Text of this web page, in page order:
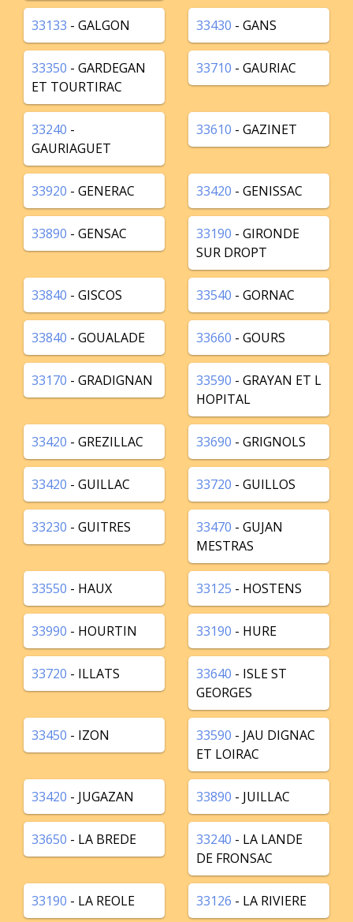
33133 - GALGON 33430 - GANS
33350 - GARDEGAN
ET TOURTIRAC
33710 - GAURIAC
33240 -
GAURIAGUET
33610 - GAZINET
33920 - GENERAC 33420 - GENISSAC
33890 - GENSAC 33190 - GIRONDE
SUR DROPT
33840 - GISCOS 33540 - GORNAC
33840 - GOUALADE 33660 - GOURS
33170 - GRADIGNAN 33590 - GRAYAN ET L
HOPITAL
33420 - GREZILLAC 33690 - GRIGNOLS
33420 - GUILLAC 33720 - GUILLOS
33230 - GUITRES 33470 - GUJAN
MESTRAS
33550 - HAUX 33125 - HOSTENS
33990 - HOURTIN 33190 - HURE
33720 - ILLATS 33640 - ISLE ST
GEORGES
33450 - IZON 33590 - JAU DIGNAC
ET LOIRAC
33420 - JUGAZAN 33890 - JUILLAC
33650 - LA BREDE 33240 - LA LANDE
DE FRONSAC
33190 - LA REOLE 33126 - LA RIVIERE